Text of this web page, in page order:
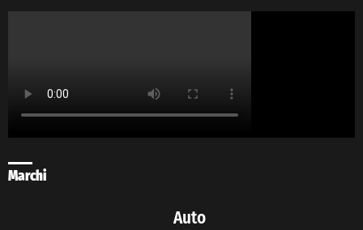
Marchi
Auto